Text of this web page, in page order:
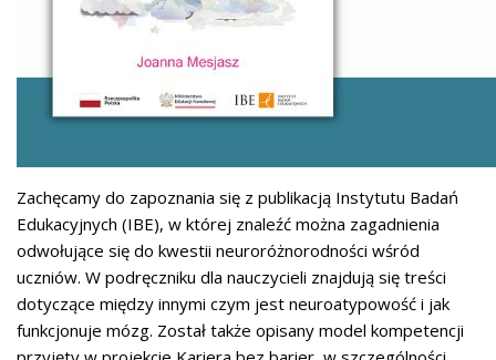
Zachęcamy do zapoznania się z publikacją Instytutu Badań
Edukacyjnych (IBE), w której znaleźć można zagadnienia
odwołujące się do kwestii neuroróżnorodności wśród
uczniów. W podręczniku dla nauczycieli znajdują się treści
dotyczące między innymi czym jest neuroatypowość i jak
funkcjonuje mózg. Został także opisany model kompetencji